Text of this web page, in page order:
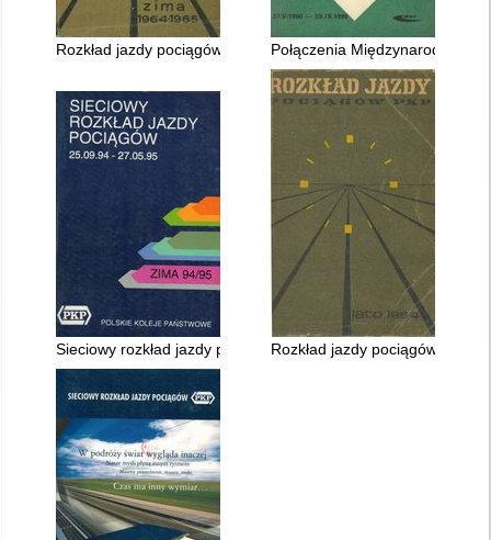
Rozkład jazdy pociągów PKP ważny 27.IX.1964 - 29.V.1965 r
Połączenia Międzynarodowe
Sieciowy rozkład jazdy pociągów PKP ważny 25.IX.1994 -
Rozkład jazdy pociągów PKP